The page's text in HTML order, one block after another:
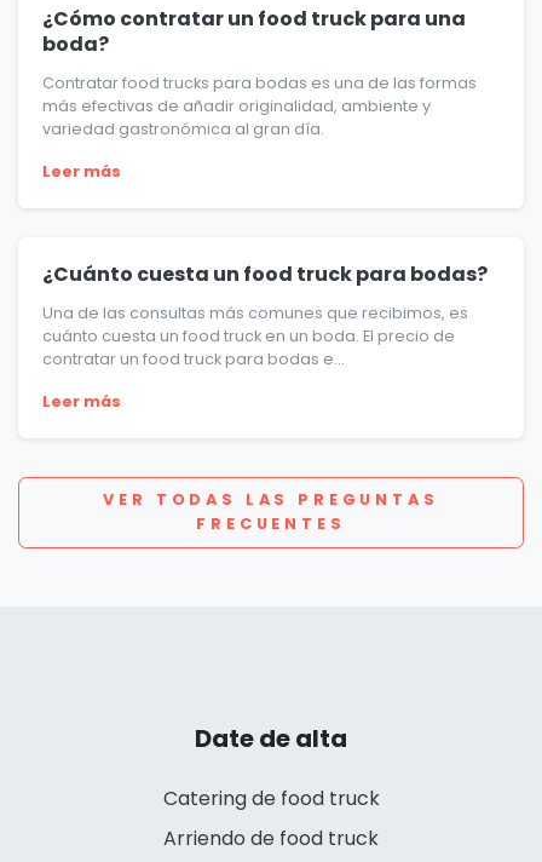
¿Cómo contratar un food truck para una
boda?
Contratar food trucks para bodas es una de las formas
más efectivas de añadir originalidad, ambiente y
variedad gastronómica al gran día.
Leer más
¿Cuánto cuesta un food truck para bodas?
Una de las consultas más comunes que recibimos, es
cuánto cuesta un food truck en un boda. El precio de
contratar un food truck para bodas e...
Leer más
VER TODAS LAS PREGUNTAS
FRECUENTES
Date de alta
Catering de food truck
Arriendo de food truck